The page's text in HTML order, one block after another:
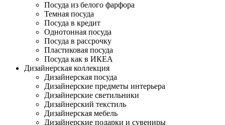
Посуда из белого фарфора
Темная посуда
Посуда в кредит
Однотонная посуда
Посуда в рассрочку
Пластиковая посуда
Посуда как в ИКЕА
Дизайнерская коллекция
Дизайнерская посуда
Дизайнерские предметы интерьера
Дизайнерские светильники
Дизайнерский текстиль
Дизайнерская мебель
Дизайнерские подарки и сувениры